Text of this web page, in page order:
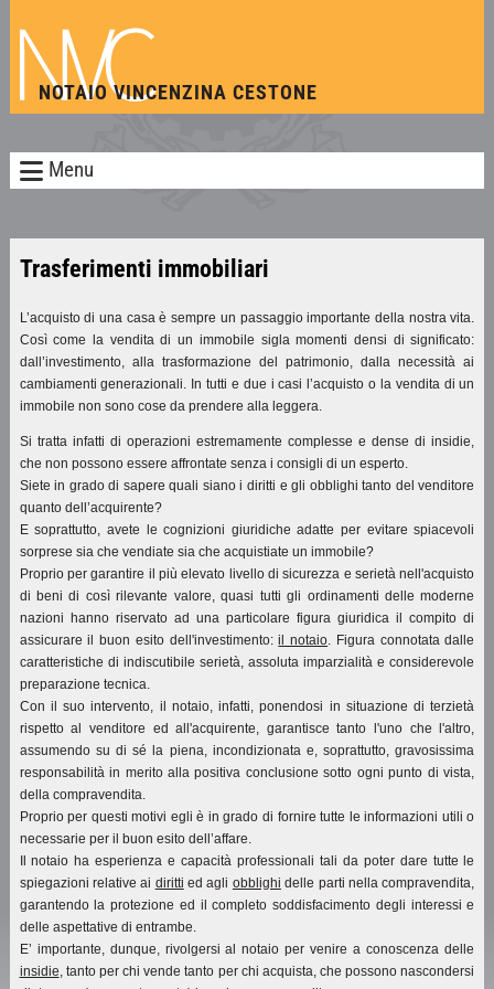
NOTAIO VINCENZINA CESTONE
Menu
Trasferimenti immobiliari
L’acquisto di una casa è sempre un passaggio importante della nostra vita.
Così come la vendita di un immobile sigla momenti densi di significato:
dall’investimento, alla trasformazione del patrimonio, dalla necessità ai
cambiamenti generazionali. In tutti e due i casi l’acquisto o la vendita di un
immobile non sono cose da prendere alla leggera.
Si tratta infatti di operazioni estremamente complesse e dense di insidie,
che non possono essere affrontate senza i consigli di un esperto.
Siete in grado di sapere quali siano i diritti e gli obblighi tanto del venditore
quanto dell’acquirente?
E soprattutto, avete le cognizioni giuridiche adatte per evitare spiacevoli
sorprese sia che vendiate sia che acquistiate un immobile?
Proprio per garantire il più elevato livello di sicurezza e serietà nell'acquisto
di beni di così rilevante valore, quasi tutti gli ordinamenti delle moderne
nazioni hanno riservato ad una particolare figura giuridica il compito di
assicurare il buon esito dell'investimento:il notaio. Figura connotata dalle
caratteristiche di indiscutibile serietà, assoluta imparzialità e considerevole
preparazione tecnica.
Con il suo intervento, il notaio, infatti, ponendosi in situazione di terzietà
rispetto al venditore ed all'acquirente, garantisce tanto l'uno che l'altro,
assumendo su di sé la piena, incondizionata e, soprattutto, gravosissima
responsabilità in merito alla positiva conclusione sotto ogni punto di vista,
della compravendita.
Proprio per questi motivi egli è in grado di fornire tutte le informazioni utili o
necessarie per il buon esito dell’affare.
Il notaio ha esperienza e capacità professionali tali da poter dare tutte le
spiegazioni relative ai diritti ed agli obblighi delle parti nella compravendita,
garantendo la protezione ed il completo soddisfacimento degli interessi e
delle aspettative di entrambe.
E’ importante, dunque, rivolgersi al notaio per venire a conoscenza delle
insidie, tanto per chi vende tanto per chi acquista, che possono nascondersi